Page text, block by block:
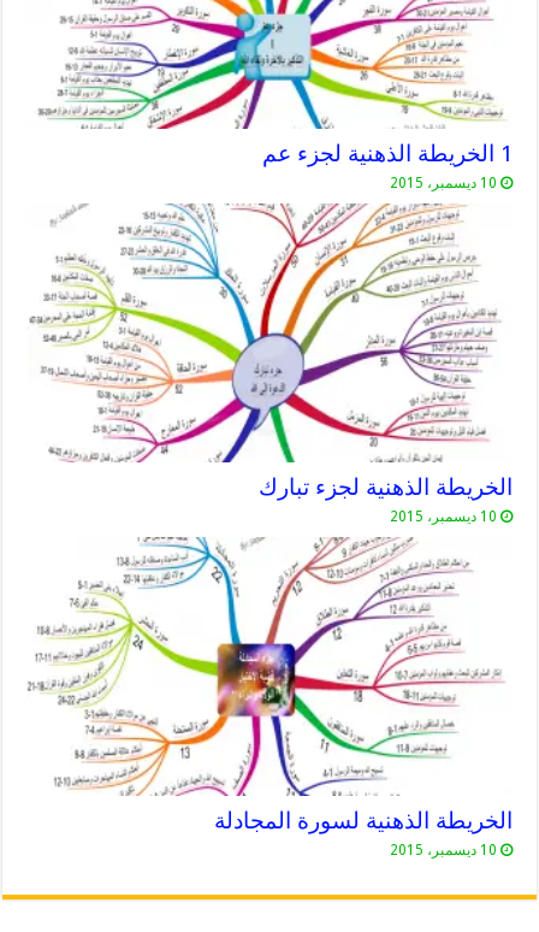
1 الخريطة الذهنية لجزء عم
10 ديسمبر، 2015
الخريطة الذهنية لجزء تبارك
10 ديسمبر، 2015
الخريطة الذهنية لسورة المجادلة
10 ديسمبر، 2015